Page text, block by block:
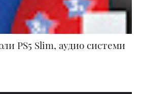
PS5 Slim, аудио системи